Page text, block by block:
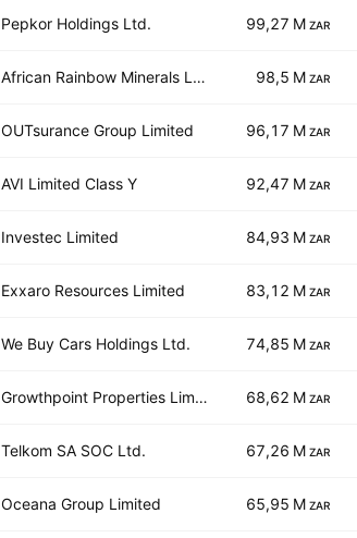
Pepkor Holdings Ltd. 99,27 M ZAR
African Rainbow Minerals Limited 98,5 M ZAR
OUTsurance Group Limited 96,17 M ZAR
AVI Limited Class Y 92,47 M ZAR
Investec Limited 84,93 M ZAR
Exxaro Resources Limited 83,12 M ZAR
We Buy Cars Holdings Ltd. 74,85 M ZAR
Growthpoint Properties Limited 68,62 M ZAR
Telkom SA SOC Ltd. 67,26 M ZAR
Oceana Group Limited 65,95 M ZAR